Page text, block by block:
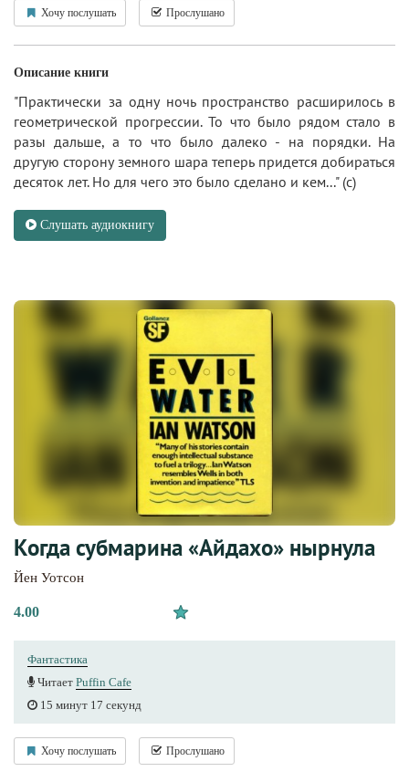
Хочу послушать Прослушано
Описание книги
"Практически за одну ночь пространство расширилось в
геометрической прогрессии. То что было рядом стало в
разы дальше, а то что было далеко - на порядки. На
другую сторону земного шара теперь придется добираться
десяток лет. Но для чего это было сделано и кем..." (с)
Слушать аудиокнигу
Когда субмарина «Айдахо» нырнула
Йен Уотсон
4.00
Фантастика
Читает Puffin Cafe
15 минут 17 секунд
Хочу послушать Прослушано